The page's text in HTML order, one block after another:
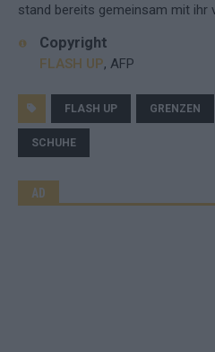
stand bereits gemeinsam mit ihr
Copyright
FLASH UP, AFP
FLASH UP GRENZEN
SCHUHE
AD